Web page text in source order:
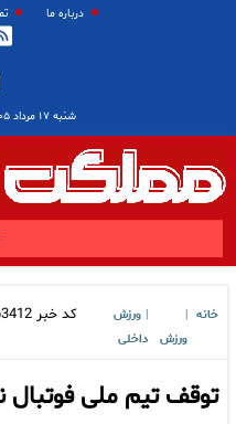
درباره ما
شنبه ۱۷ مرداد ۱۴۰۵
خانه
ورزش
ورزش
داخلی
کد خبر
توقف تیم ملی فوتبال